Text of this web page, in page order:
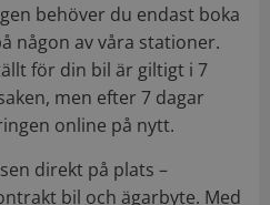
behöver du endast boka
någon av våra stationer.
för din bil är giltigt i 7
men efter 7 dagar
online på nytt.
direkt på plats –
bil och ägarbyte. Med